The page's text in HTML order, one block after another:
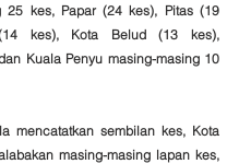
25 kes, Papar (24 kes), Pitas (19
kes), Kota Belud (13 kes),
Kuala Penyu masing-masing 10
mencatatkan sembilan kes, Kota
masing-masing lapan kes,